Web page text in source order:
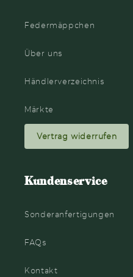
Federmäppchen
Über uns
Händlerverzeichnis
Märkte
Vertrag widerrufen
Kundenservice
Sonderanfertigungen
FAQs
Kontakt